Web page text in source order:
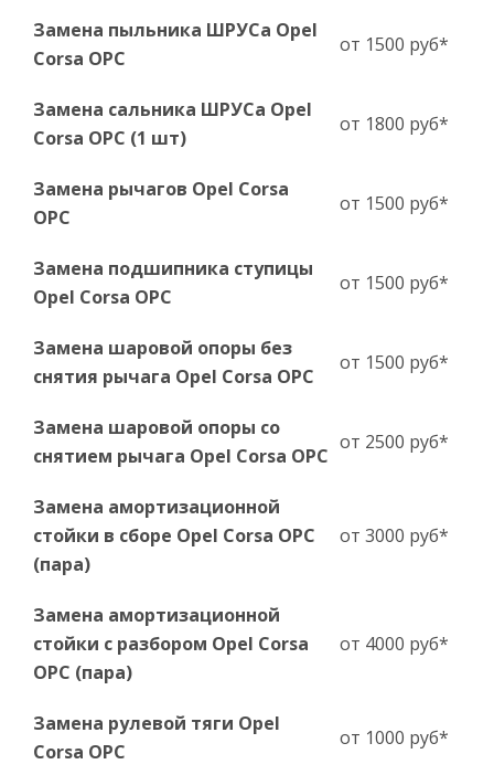
Замена пыльника ШРУСа Opel
Corsa OPC
от 1500 руб*
Замена сальника ШРУСа Opel
Corsa OPC (1 шт)
от 1800 руб*
Замена рычагов Opel Corsa
OPC
от 1500 руб*
Замена подшипника ступицы
Opel Corsa OPC
от 1500 руб*
Замена шаровой опоры без
снятия рычага Opel Corsa OPC
от 1500 руб*
Замена шаровой опоры со
снятием рычага Opel Corsa OPC
от 2500 руб*
Замена амортизационной
стойки в сборе Opel Corsa OPC
(пара)
от 3000 руб*
Замена амортизационной
стойки с разбором Opel Corsa
OPC (пара)
от 4000 руб*
Замена рулевой тяги Opel
Corsa OPC
от 1000 руб*